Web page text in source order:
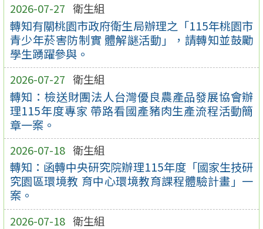
2026-07-27 衛生組
轉知有關桃園市政府衛生局辦理之「115年桃園市
青少年菸害防制實 體解謎活動」，請轉知並鼓勵
學生踴躍參與。
2026-07-27 衛生組
轉知：檢送財團法人台灣優良農產品發展協會辦
理115年度專家 帶路看國產豬肉生產流程活動簡
章一案。
2026-07-18 衛生組
轉知：函轉中央研究院辦理115年度「國家生技研
究園區環境教 育中心環境教育課程體驗計畫」一
案。
2026-07-18 衛生組